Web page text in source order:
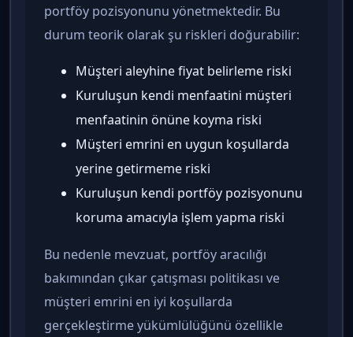
portföy pozisyonunu yönetmektedir. Bu
durum teorik olarak şu riskleri doğurabilir:
Müşteri aleyhine fiyat belirleme riski
Kuruluşun kendi menfaatini müşteri
menfaatinin önüne koyma riski
Müşteri emrini en uygun koşullarda
yerine getirmeme riski
Kuruluşun kendi portföy pozisyonunu
koruma amacıyla işlem yapma riski
Bu nedenle mevzuat, portföy aracılığı
bakımından çıkar çatışması politikası ve
müşteri emrini en iyi koşullarda
gerçekleştirme yükümlülüğünü özellikle